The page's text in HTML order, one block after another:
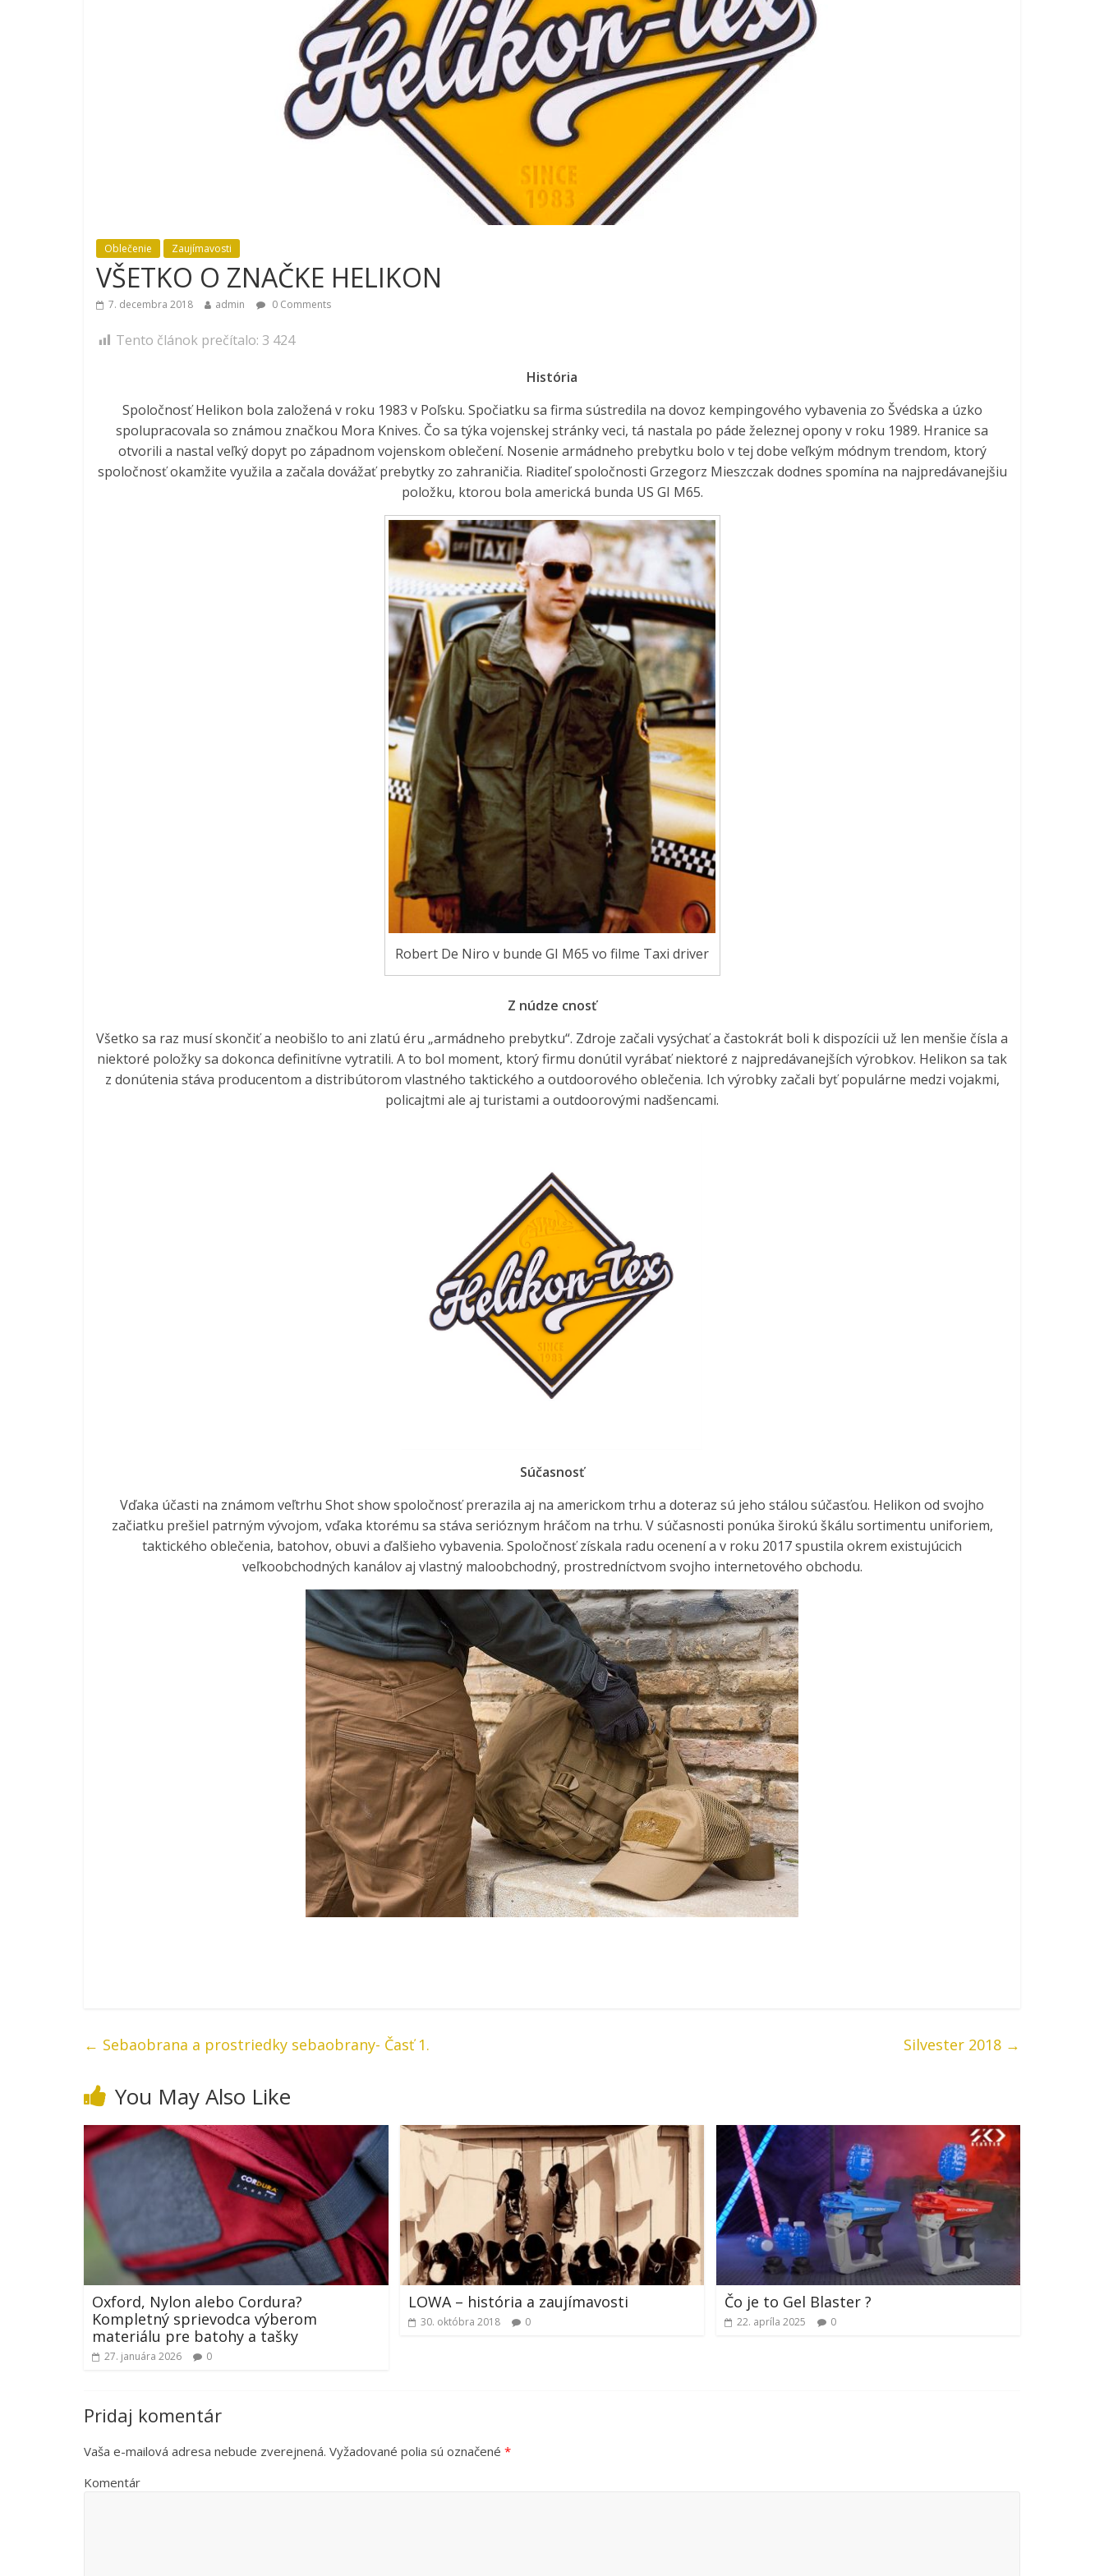
Oblečenie Zaujímavosti
VŠETKO O ZNAČKE HELIKON
7. decembra 2018 admin 0 Comments
Tento článok prečítalo: 3 424
História
Spoločnosť Helikon bola založená v roku 1983 v Poľsku. Spočiatku sa firma sústredila na dovoz kempingového vybavenia zo Švédska a úzko
spolupracovala so známou značkou Mora Knives. Čo sa týka vojenskej stránky veci, tá nastala po páde železnej opony v roku 1989. Hranice sa
otvorili a nastal veľký dopyt po západnom vojenskom oblečení. Nosenie armádneho prebytku bolo v tej dobe veľkým módnym trendom, ktorý
spoločnosť okamžite využila a začala dovážať prebytky zo zahraničia. Riaditeľ spoločnosti Grzegorz Mieszczak dodnes spomína na najpredávanejšiu
položku, ktorou bola americká bunda US GI M65.
Robert De Niro v bunde GI M65 vo filme Taxi driver
Z núdze cnosť
Všetko sa raz musí skončiť a neobišlo to ani zlatú éru „armádneho prebytku“. Zdroje začali vysýchať a častokrát boli k dispozícii už len menšie čísla a
niektoré položky sa dokonca definitívne vytratili. A to bol moment, ktorý firmu donútil vyrábať niektoré z najpredávanejších výrobkov. Helikon sa tak
z donútenia stáva producentom a distribútorom vlastného taktického a outdoorového oblečenia. Ich výrobky začali byť populárne medzi vojakmi,
policajtmi ale aj turistami a outdoorovými nadšencami.
Súčasnosť
Vďaka účasti na známom veľtrhu Shot show spoločnosť prerazila aj na americkom trhu a doteraz sú jeho stálou súčasťou. Helikon od svojho
začiatku prešiel patrným vývojom, vďaka ktorému sa stáva serióznym hráčom na trhu. V súčasnosti ponúka širokú škálu sortimentu uniforiem,
taktického oblečenia, batohov, obuvi a ďalšieho vybavenia. Spoločnosť získala radu ocenení a v roku 2017 spustila okrem existujúcich
veľkoobchodných kanálov aj vlastný maloobchodný, prostredníctvom svojho internetového obchodu.
← Sebaobrana a prostriedky sebaobrany- Časť 1. Silvester 2018 →
You May Also Like
Oxford, Nylon alebo Cordura?
Kompletný sprievodca výberom
materiálu pre batohy a tašky
27. januára 2026 0
LOWA – história a zaujímavosti
30. októbra 2018 0
Čo je to Gel Blaster ?
22. apríla 2025 0
Pridaj komentár
Vaša e-mailová adresa nebude zverejnená. Vyžadované polia sú označené *
Komentár